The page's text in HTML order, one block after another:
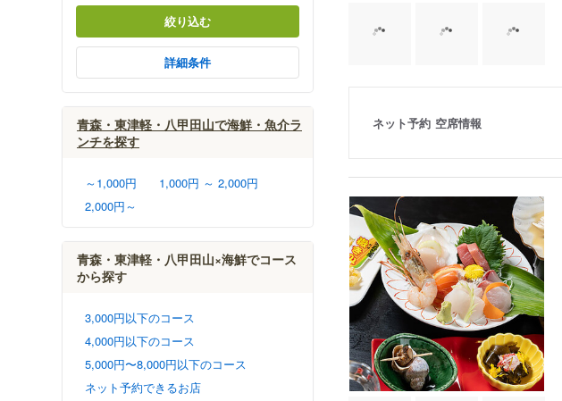
絞り込む
詳細条件
青森・東津軽・八甲田山で海鮮・魚介ラ
ンチを探す
～1,000円
1,000円 ～ 2,000円
2,000円～
青森・東津軽・八甲田山×海鮮でコース
から探す
3,000円以下のコース
4,000円以下のコース
5,000円〜8,000円以下のコース
ネット予約できるお店
ネット予約 空席情報